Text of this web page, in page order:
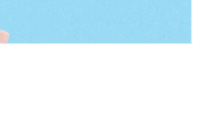
당 사건은 여자 축구계 안팎에